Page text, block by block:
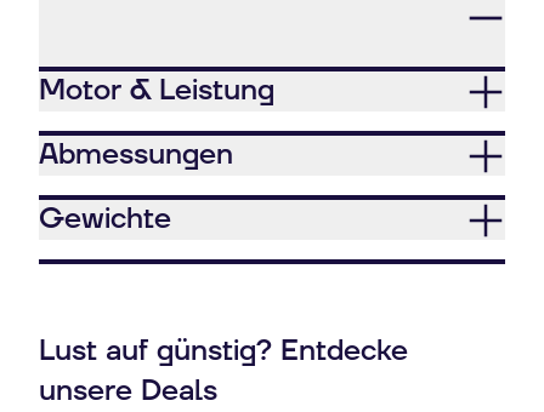
Motor & Leistung
Abmessungen
Gewichte
Lust auf günstig? Entdecke
unsere Deals